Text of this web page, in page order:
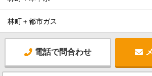
林町＋都市ガス
電話で問合わせ